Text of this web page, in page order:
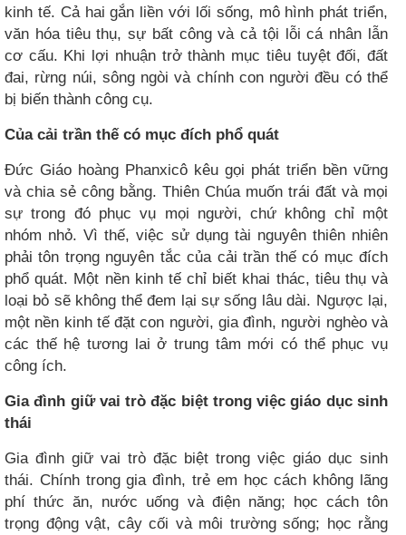
kinh tế. Cả hai gắn liền với lối sống, mô hình phát triển,
văn hóa tiêu thụ, sự bất công và cả tội lỗi cá nhân lẫn
cơ cấu. Khi lợi nhuận trở thành mục tiêu tuyệt đối, đất
đai, rừng núi, sông ngòi và chính con người đều có thể
bị biến thành công cụ.
Của cải trần thế có mục đích phổ quát
Đức Giáo hoàng Phanxicô kêu gọi phát triển bền vững
và chia sẻ công bằng. Thiên Chúa muốn trái đất và mọi
sự trong đó phục vụ mọi người, chứ không chỉ một
nhóm nhỏ. Vì thế, việc sử dụng tài nguyên thiên nhiên
phải tôn trọng nguyên tắc của cải trần thế có mục đích
phổ quát. Một nền kinh tế chỉ biết khai thác, tiêu thụ và
loại bỏ sẽ không thể đem lại sự sống lâu dài. Ngược lại,
một nền kinh tế đặt con người, gia đình, người nghèo và
các thế hệ tương lai ở trung tâm mới có thể phục vụ
công ích.
Gia đình giữ vai trò đặc biệt trong việc giáo dục sinh
thái
Gia đình giữ vai trò đặc biệt trong việc giáo dục sinh
thái. Chính trong gia đình, trẻ em học cách không lãng
phí thức ăn, nước uống và điện năng; học cách tôn
trọng động vật, cây cối và môi trường sống; học rằng